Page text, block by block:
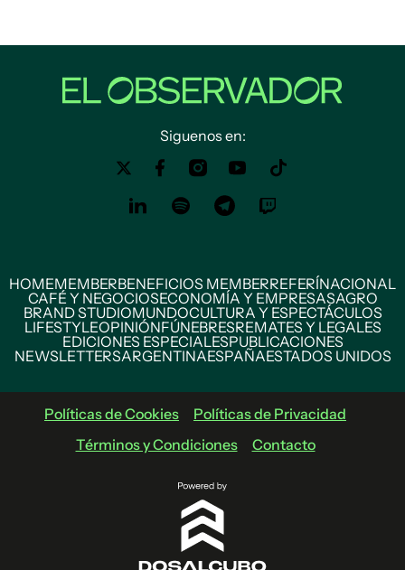
Siguenos en:
HOMEMEMBERBENEFICIOS MEMBERREFERÍNACIONAL
CAFÉ Y NEGOCIOSECONOMÍA Y EMPRESASAGRO
BRAND STUDIOMUNDOCULTURA Y ESPECTÁCULOS
LIFESTYLEOPINIÓNFÚNEBRESREMATES Y LEGALES
EDICIONES ESPECIALESPUBLICACIONES
NEWSLETTERSARGENTINAESPAÑAESTADOS UNIDOS
Políticas de Cookies
Políticas de Privacidad
Términos y Condiciones
Contacto